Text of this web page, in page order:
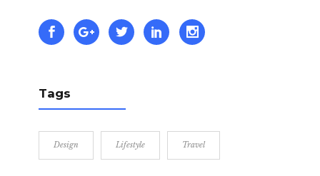
Tags
Design Lifestyle Travel